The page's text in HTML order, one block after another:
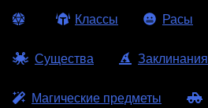
Классы Расы
Существа Заклинания
Магические предметы